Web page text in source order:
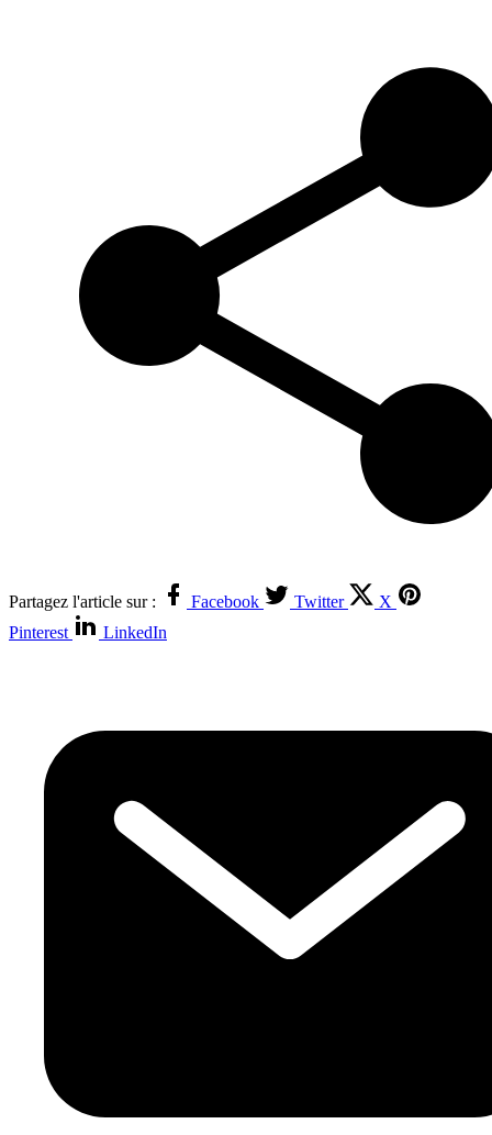
Partagez l'article sur : Facebook Twitter
X
Pinterest
LinkedIn